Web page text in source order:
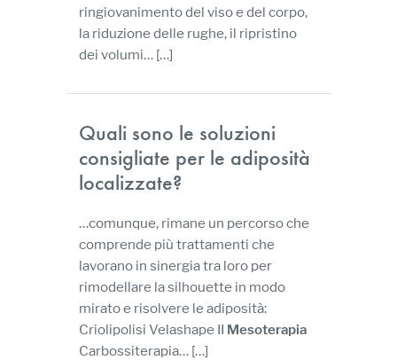
ringiovanimento del viso e del corpo,
la riduzione delle rughe, il ripristino
dei volumi… […]
Quali sono le soluzioni
consigliate per le adiposità
localizzate?
…comunque, rimane un percorso che
comprende più trattamenti che
lavorano in sinergia tra loro per
rimodellare la silhouette in modo
mirato e risolvere le adiposità:
Criolipolisi Velashape II Mesoterapia
Carbossiterapia… […]